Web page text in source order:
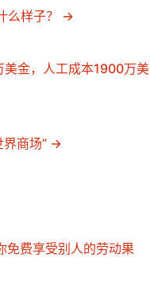
样子？
金，人工成本1900万美
商场”
免费享受别人的劳动果